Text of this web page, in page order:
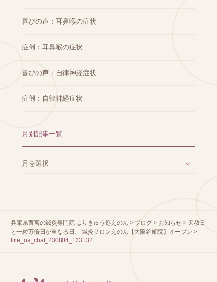
喜びの声：耳鼻喉の症状
症例：耳鼻喉の症状
喜びの声：自律神経症状
症例：自律神経症状
月別記事一覧
兵庫県西宮の鍼灸専門院 はりきゅう処えのん > ブログ > お知らせ > 天赦日
と一粒万倍日が重なる日、 鍼灸サロンえのん【大阪谷町院】オープン >
line_oa_chat_230804_123132